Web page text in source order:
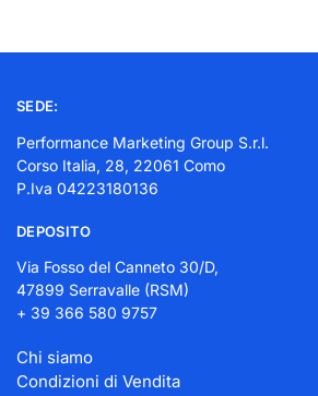
SEDE:
Performance Marketing Group S.r.l.
Corso Italia, 28, 22061 Como
P.Iva 04223180136
DEPOSITO
Via Fosso del Canneto 30/D,
47899 Serravalle (RSM)
+ 39 366 580 9757
Chi siamo
Condizioni di Vendita